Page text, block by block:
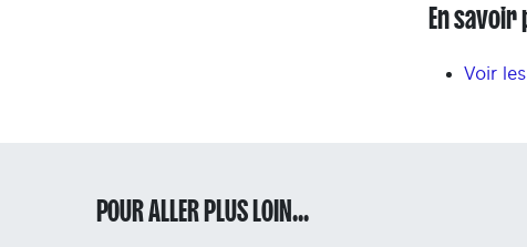
En savoir
Voir
POUR ALLER PLUS LOIN...